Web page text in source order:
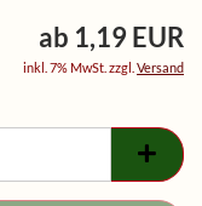
ab 1,19 EUR
inkl. 7% MwSt. zzgl. Versand